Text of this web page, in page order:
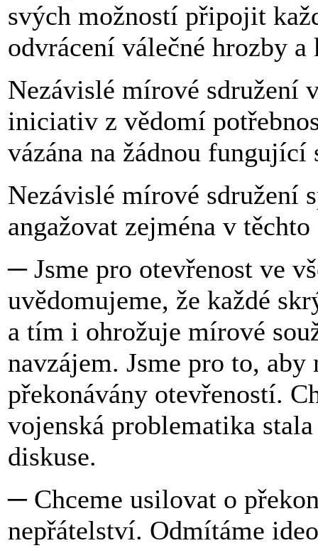
svých možností připojit
odvrácení válečné hrozby
Nezávislé mírové sdružení
iniciativ z vědomí
vázána na žádnou fungující
Nezávislé mírové sdružení
angažovat zejména v těchto
─ Jsme pro otevřenost ve
uvědomujeme, že každé
a tím i ohrožuje mírové
navzájem. Jsme pro to,
překonávány otevřeností.
vojenská problematika
diskuse.
─ Chceme usilovat o
nepřátelství. Odmítáme